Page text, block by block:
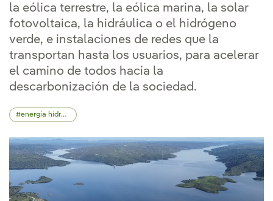
la eólica terrestre, la eólica marina, la solar
fotovoltaica, la hidráulica o el hidrógeno
verde, e instalaciones de redes que la
transportan hasta los usuarios, para acelerar
el camino de todos hacia la
descarbonización de la sociedad.
energía hidroeléctrica